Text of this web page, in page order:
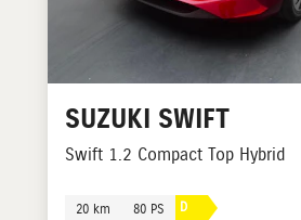
SUZUKI SWIFT
Swift 1.2 Compact Top Hybrid
20 km 80 PS D